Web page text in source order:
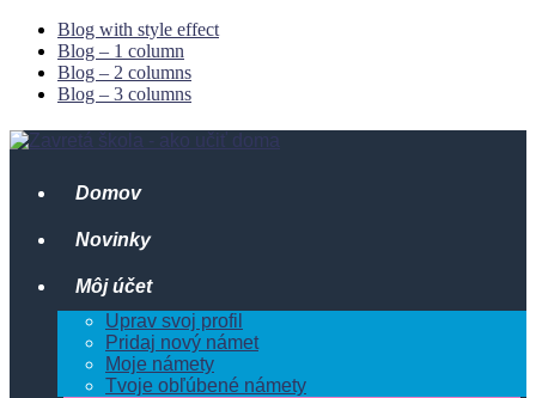
Blog with style effect
Blog – 1 column
Blog – 2 columns
Blog – 3 columns
Domov
Novinky
Môj účet
Uprav svoj profil
Pridaj nový námet
Moje námety
Tvoje obľúbené námety